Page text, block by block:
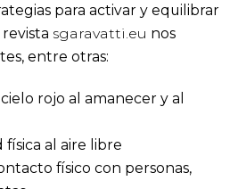
para activar y equilibrar
sgaravatti.eu nos
entre otras:
rojo al amanecer y al
física al aire libre
físico con personas,